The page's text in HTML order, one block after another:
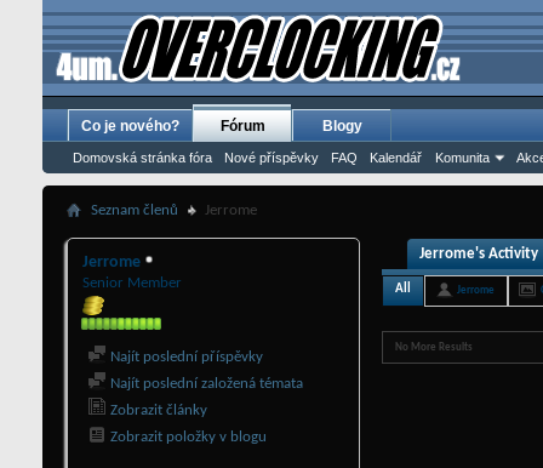
Co je nového? Fórum
Domovská stránka fóra Nové příspěvky FAQ Kalendář Komunita
Blogy
Seznam členů Jerrome
Jerrome
Senior Member
Najít poslední příspěvky
Najít poslední založená témata
Zobrazit články
Zobrazit položky v blogu
Jerrome's Activity
All Jerrome
No More Results